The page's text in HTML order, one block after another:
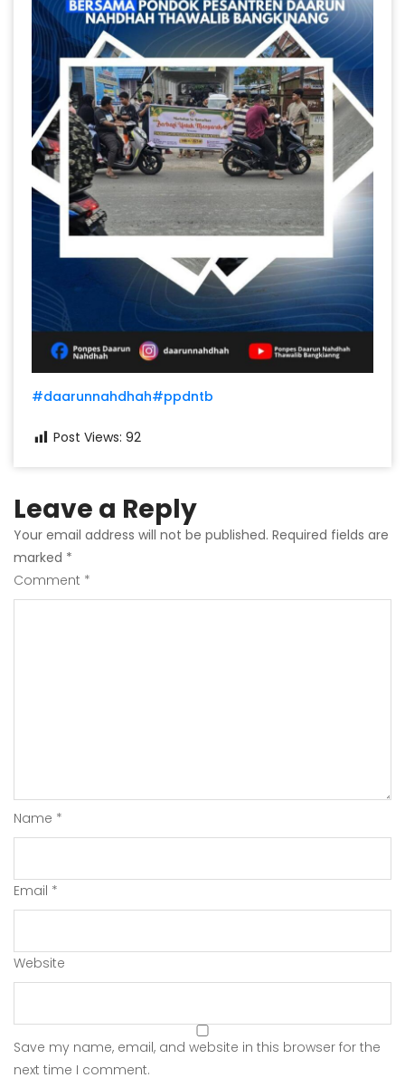
#daarunnahdhah#ppdntb
Post Views: 92
Leave a Reply
Your email address will not be published. Required fields are
marked *
Comment *
Name *
Email *
Website
Save my name, email, and website in this browser for the
next time I comment.